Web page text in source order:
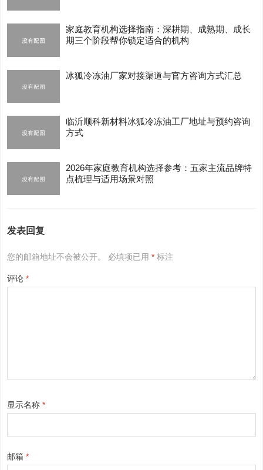
家庭教育机构选择指南：深耕期、成熟期、成长
期三个阶段帮你锁定适合的机构
冰狐冷冻油厂家对接渠道与官方咨询方式汇总
临沂顺科新材料冰狐冷冻油工厂地址与预约咨询
方式
2026年家庭教育机构选择参考：五家主流品牌特
点梳理与适用场景对照
发表回复
您的邮箱地址不会被公开。 必填项已用* 标注
评论*
显示名称*
邮箱*